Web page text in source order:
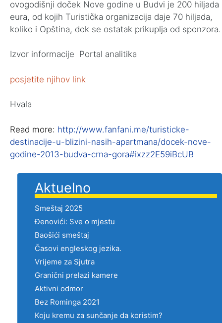
ovogodišnji doček Nove godine u Budvi je 200 hiljada
eura, od kojih Turistička organizacija daje 70 hiljada,
koliko i Opština, dok se ostatak prikuplja od sponzora.
Izvor informacije Portal analitika
posjetite njihov link
Hvala
Read more: http://www.fanfani.me/turisticke-
destinacije-u-blizini-nasih-apartmana/docek-nove-
godine-2013-budva-crna-gora#ixzz2E59iBcUB
Aktuelno
Smeštaj 2025
Đenovići: Sve o mjestu
Baošići smeštaj
Časovi engleskog jezika.
Vrijeme za Sjutra
Granični prelazi kamere
Aktivni odmor
Bez Rominga 2021
Koju kremu za sunčanje da koristim?